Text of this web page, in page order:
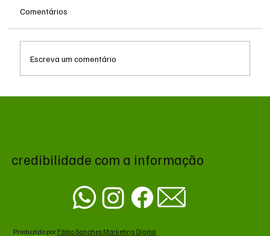
Comentários
Escreva um comentário
credibilidade com a informação
Produzido por Fábio Sanches Marketing Digital